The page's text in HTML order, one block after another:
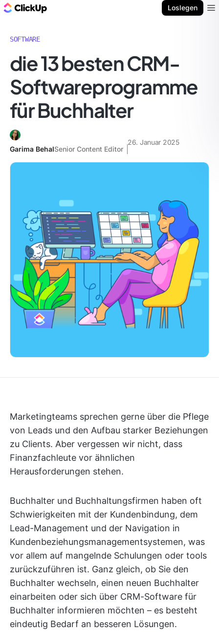
Loslegen
SOFTWARE
die 13 besten CRM-
Softwareprogramme
für Buchhalter
Garima BehalSenior Content Editor
26. Januar 2025
Marketingteams sprechen gerne über die Pflege
von Leads und den Aufbau starker Beziehungen
zu Clients. Aber vergessen wir nicht, dass
Finanzfachleute vor ähnlichen
Herausforderungen stehen.
Buchhalter und Buchhaltungsfirmen haben oft
Schwierigkeiten mit der Kundenbindung, dem
Lead-Management und der Navigation in
Kundenbeziehungsmanagementsystemen, was
vor allem auf mangelnde Schulungen oder tools
zurückzuführen ist. Ganz gleich, ob Sie den
Buchhalter wechseln, einen neuen Buchhalter
einarbeiten oder sich über CRM-Software für
Buchhalter informieren möchten – es besteht
eindeutig Bedarf an besseren Lösungen.